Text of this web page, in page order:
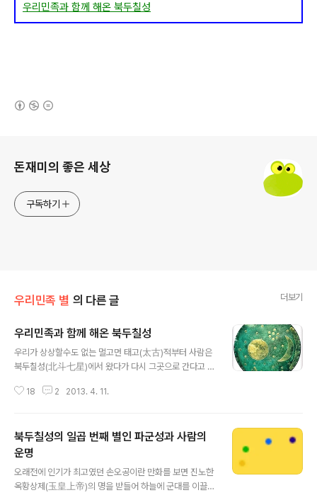
우리민족과 함께 해온 북두칠성
돈재미의 좋은 세상
구독하기
우리민족 별 의 다른 글 더보기
우리민족과 함께 해온 북두칠성
우리가 상상할수도 없는 멀고먼 태고(太古)적부터 사람은
북두칠성(北斗七星)에서 왔다가 다시 그곳으로 간다고 믿
할 때는 시신을 일곱 매듭 지어서 염을 하였으며 이렇게 칠
던 곳으로 돌아가라는 뜻이었던 것입니다. 북두칠성(北斗
七星)은 우리민족과 1만년에 이르도록 늘 함께 해왔습니
다. 살아있을 적에는 복(福)과 장수(長壽)와 출세(出世)를
빌었고, 죽을적에는 왔던데로 돌아갈수 있도록 가족(家族)
들이 빌면서 그렇게 함께 해왔던 것입니다. 현재 칠성신(七
18 2 2013. 4. 11.
북두칠성의 일곱 번째 별인 파군성과 사람의
운명
오래전에 인기가 최고였던 손오공이란 만화를 보면 진노한
옥황상제(玉皇上帝)의 명을 받들어 하늘에 군대를 이끌고